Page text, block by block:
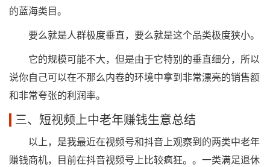
的蓝海类目。
要么就是人群极度垂直，要么就是这个品类极度狭小。
它的规模可能不大，但是由于它特别的垂直细分，所以
说你自己可以在不那么内卷的环境中拿到非常漂亮的销售额
和非常夸张的利润率。
三、短视频上中老年赚钱生意总结
以上，是我最近在视频号和抖音上观察到的两类中老年
赚钱商机，目前在抖音视频号上比较疯狂。。一类满足退休